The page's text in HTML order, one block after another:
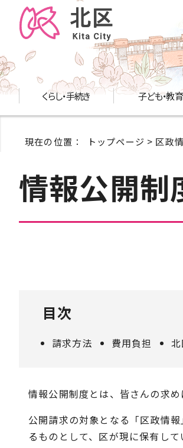
くらし・手続き 子ども・教育
現在の位置： トップページ > 区政
情報公開制
目次
請求方法 費用負担
情報公開制度とは、皆さんの求
公開請求の対象となる「区政情
るものとして、区が現に保有して